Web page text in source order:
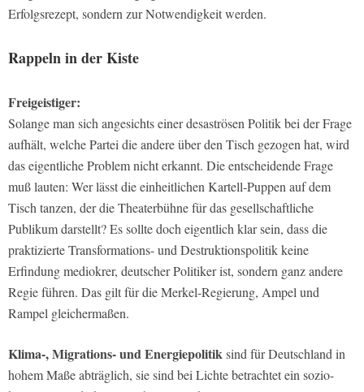
Erfolgsrezept, sondern zur Notwendigkeit werden.
Rappeln in der Kiste
Freigeistiger:
Solange man sich angesichts einer desaströsen Politik bei der Frage
aufhält, welche Partei die andere über den Tisch gezogen hat, wird
das eigentliche Problem nicht erkannt. Die entscheidende Frage
muß lauten: Wer lässt die einheitlichen Kartell-Puppen auf dem
Tisch tanzen, der die Theaterbühne für das gesellschaftliche
Publikum darstellt? Es sollte doch eigentlich klar sein, dass die
praktizierte Transformations- und Destruktionspolitik keine
Erfindung mediokrer, deutscher Politiker ist, sondern ganz andere
Regie führen. Das gilt für die Merkel-Regierung, Ampel und
Rampel gleichermaßen.
Klima-, Migrations- und Energiepolitiksind für Deutschland in
hohem Maße abträglich, sie sind bei Lichte betrachtet ein sozio-